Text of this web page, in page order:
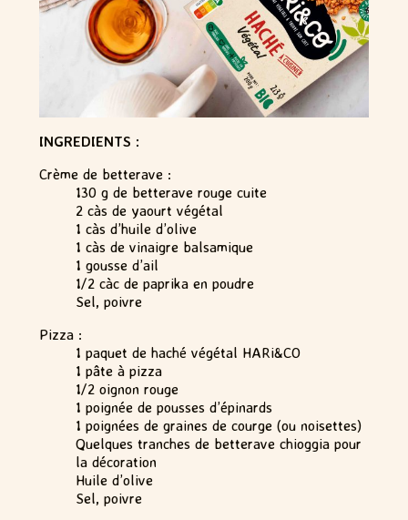
INGREDIENTS :
Crème de betterave :
130 g de betterave rouge cuite
2 càs de yaourt végétal
1 càs d’huile d’olive
1 càs de vinaigre balsamique
1 gousse d’ail
1/2 càc de paprika en poudre
Sel, poivre
Pizza :
1 paquet de haché végétal HARi&CO
1 pâte à pizza
1/2 oignon rouge
1 poignée de pousses d’épinards
1 poignées de graines de courge (ou noisettes)
Quelques tranches de betterave chioggia pour
la décoration
Huile d’olive
Sel, poivre